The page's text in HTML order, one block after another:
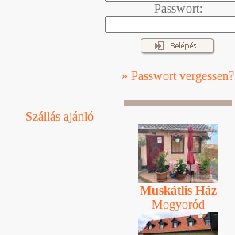
Passwort:
» Passwort vergessen?
Szállás ajánló
Muskátlis Ház
Mogyoród